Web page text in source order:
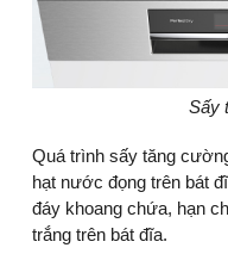
Sấy
Quá trình sấy tăng
hạt nước đọng trên bát
đáy khoang chứa, hạn
trắng trên bát đĩa.